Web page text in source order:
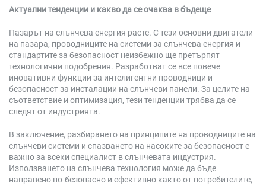
Актуални тенденции и какво да се очаква в бъдеще
Пазарът на слънчева енергия расте. С тези основни двигатели
на пазара, проводниците на системи за слънчева енергия и
стандартите за безопасност неизбежно ще претърпят
технологични подобрения. Разработват се все повече
иновативни функции за интелигентни проводници и
безопасност за инсталации на слънчеви панели. За целите на
съответствие и оптимизация, тези тенденции трябва да се
следят от индустрията.
В заключение, разбирането на принципите на проводниците на
слънчеви системи и спазването на насоките за безопасност е
важно за всеки специалист в слънчевата индустрия.
Използването на слънчева технология може да бъде
направено по-безопасно и ефективно както от потребителите,